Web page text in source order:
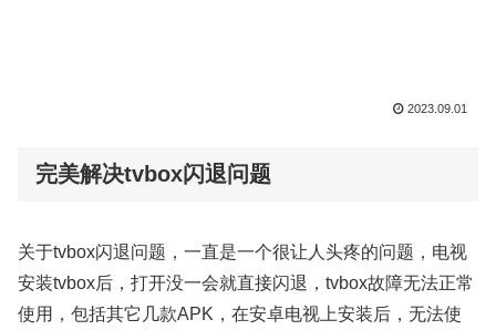
2023.09.01
完美解决tvbox闪退问题
关于tvbox闪退问题，一直是一个很让人头疼的问题，电视
安装tvbox后，打开没一会就直接闪退，tvbox故障无法正常
使用，包括其它几款APK，在安卓电视上安装后，无法使